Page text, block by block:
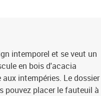
intemporel et se veut un
en bois d'acacia
intempéries. Le dossier
pouvez placer le fauteuil à